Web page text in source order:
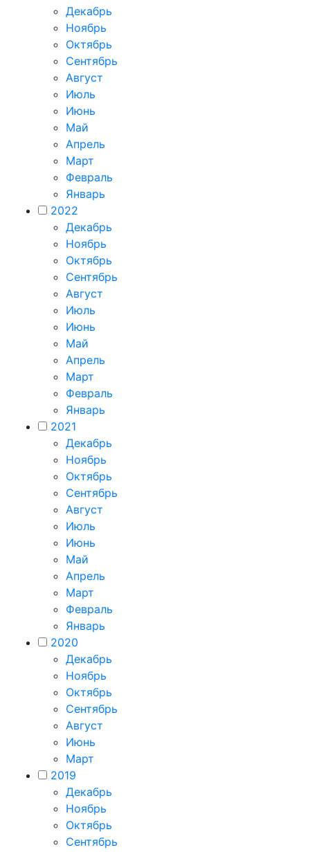
Декабрь
Ноябрь
Октябрь
Сентябрь
Август
Июль
Июнь
Май
Апрель
Март
Февраль
Январь
2022
Декабрь
Ноябрь
Октябрь
Сентябрь
Август
Июль
Июнь
Май
Апрель
Март
Февраль
Январь
2021
Декабрь
Ноябрь
Октябрь
Сентябрь
Август
Июль
Июнь
Май
Апрель
Март
Февраль
Январь
2020
Декабрь
Ноябрь
Октябрь
Сентябрь
Август
Июнь
Март
2019
Декабрь
Ноябрь
Октябрь
Сентябрь